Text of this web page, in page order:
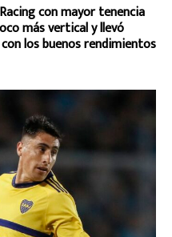
con mayor tenencia
más vertical y llevó
los buenos rendimientos